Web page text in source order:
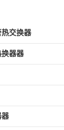
交换器
器器
器